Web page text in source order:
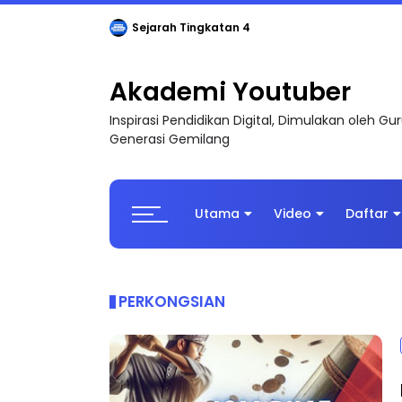
Sejarah Tingkatan 4
Akademi Youtuber
Inspirasi Pendidikan Digital, Dimulakan oleh
Generasi Gemilang
Utama Video Daftar
PERKONGSIAN